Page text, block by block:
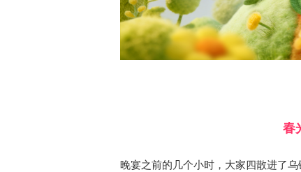
春
晚宴之前的几个小时，大家四散进了乌